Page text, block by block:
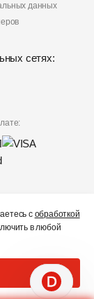
данных
сетях:
2012 - 2026
с обработкой
в любой